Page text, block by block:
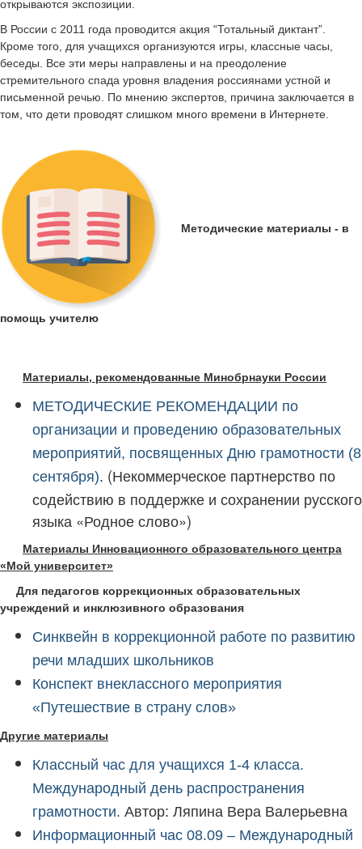
открываются экспозиции.
В России с 2011 года проводится акция “Тотальный диктант”.
Кроме того, для учащихся организуются игры, классные часы,
беседы. Все эти меры направлены и на преодоление
стремительного спада уровня владения россиянами устной и
письменной речью. По мнению экспертов, причина заключается в
том, что дети проводят слишком много времени в Интернете.
Методические материалы - в
помощь учителю
Материалы, рекомендованные Минобрнауки России
МЕТОДИЧЕСКИЕ РЕКОМЕНДАЦИИ по
организации и проведению образовательных
мероприятий, посвященных Дню грамотности (8
сентября). (Некоммерческое партнерство по
содействию в поддержке и сохранении русского
языка «Родное слово»)
Материалы Инновационного образовательного центра
«Мой университет»
Для педагогов коррекционных образовательных
учреждений и инклюзивного образования
Синквейн в коррекционной работе по развитию
речи младших школьников
Конспект внеклассного мероприятия
«Путешествие в страну слов»
Другие материалы
Классный час для учащихся 1-4 класса.
Международный день распространения
грамотности. Автор: Ляпина Вера Валерьевна
Информационный час 08.09 – Международный